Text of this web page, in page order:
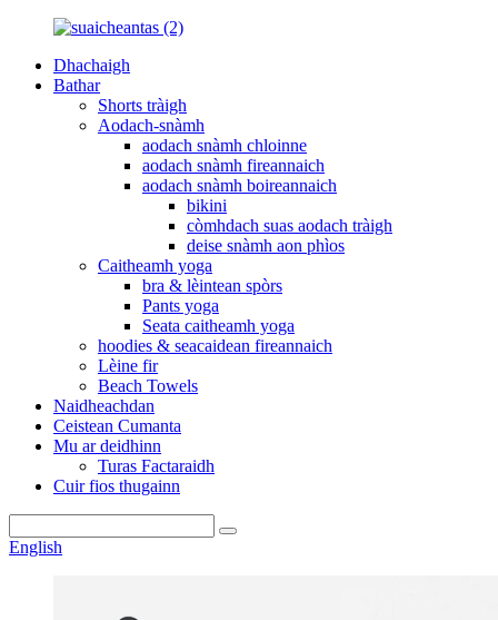
Dhachaigh
Bathar
Shorts tràigh
Aodach-snàmh
aodach snàmh chloinne
aodach snàmh fireannaich
aodach snàmh boireannaich
bikini
còmhdach suas aodach tràigh
deise snàmh aon phìos
Caitheamh yoga
bra & lèintean spòrs
Pants yoga
Seata caitheamh yoga
hoodies & seacaidean fireannaich
Lèine fir
Beach Towels
Naidheachdan
Ceistean Cumanta
Mu ar deidhinn
Turas Factaraidh
Cuir fios thugainn
English